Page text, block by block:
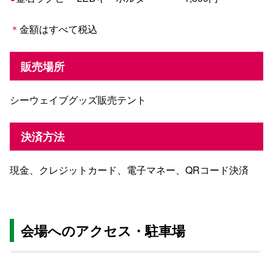
＊ 金額はすべて税込
販売場所
シーウェイブグッズ販売テント
決済方法
現金、クレジットカード、電子マネー、QRコード決済
会場へのアクセス・駐車場